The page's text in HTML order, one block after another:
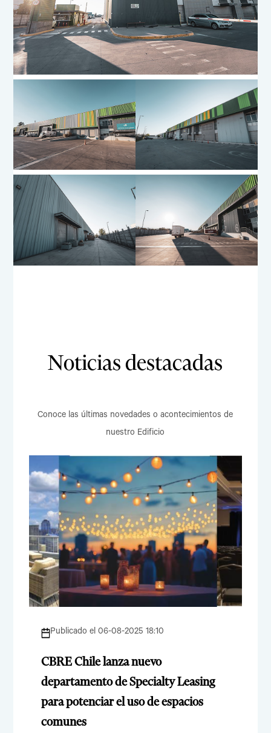
Noticias destacadas
Conoce las últimas novedades o acontecimientos de
nuestro Edificio
Publicado el 06-08-2025 18:10
CBRE Chile lanza nuevo
departamento de Specialty Leasing
para potenciar el uso de espacios
comunes